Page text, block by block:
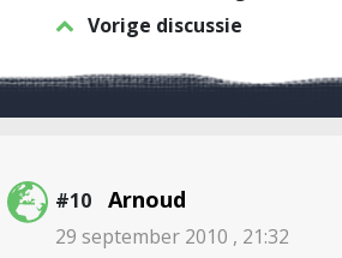
Vorige discussie
#10 Arnoud
29 september 2010 , 21:32